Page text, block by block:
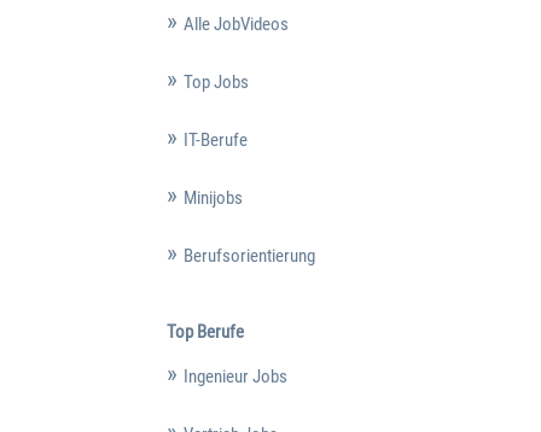
Alle JobVideos
Top Jobs
IT-Berufe
Minijobs
Berufsorientierung
Top Berufe
Ingenieur Jobs